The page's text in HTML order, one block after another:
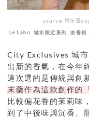
source:妞新聞
Le Labo_城市限定系列_淡香
City Exclusives 城
出新的香氣，在今年
這次選的是傳統與創
末藥作為這款創作的
比較偏花香的苿莉味
到了中後味與沉香、